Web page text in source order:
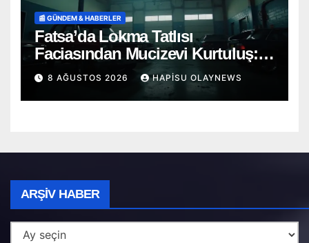
📰 GÜNDEM & HABERLER
Fatsa’da Lokma Tatlısı
Faciasından Mucizevi Kurtuluş:
Saniyelerle Yarışan Heimlich
Müdahalesi!
8 AĞUSTOS 2026 HAPISU OLAYNEWS
ARŞIV HABER
Haber